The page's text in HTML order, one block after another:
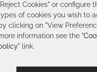
met capaciteit.
comfort te bieden, zelfs in
beugel voor extra
de cup groter wordt,
Cookies" or configure
of cookies you wish to
clicking on "View
information see the "
" link.